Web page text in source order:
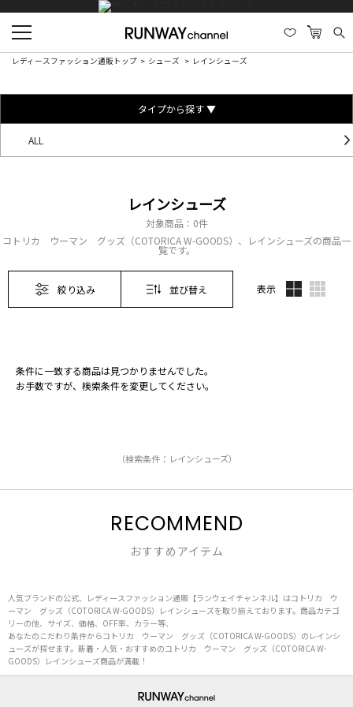
レディースファッション通販トップ シューズ レインシューズ
タイプから探す ▼
ALL
レインシューズ
対象商品： 0件
コトリカ ウーマン グッズ（COTORICA W-GOODS）、レインシューズの商品一
覧です。
絞り込み 並び替え 表示
条件に一致する商品は見つかりませんでした。
お手数ですが、検索条件を変更してください。
（検索条件：レインシューズ）
RECOMMEND
おすすめアイテム
人気ブランドの公式、レディースファッション通販【ランウェイチャンネル】はコトリカ ウ
ーマン グッズ（COTORICA W-GOODS）レインシューズを取り揃えております。商品カテゴ
リーの他、サイズ、価格、OFF率、カラー等、
あなたのこだわり条件からコトリカ ウーマン グッズ（COTORICA W-GOODS）のレインシ
ューズが探せます。新着・人気・おすすめのコトリカ ウーマン グッズ（COTORICA W-
GOODS）レインシューズ商品が満載！